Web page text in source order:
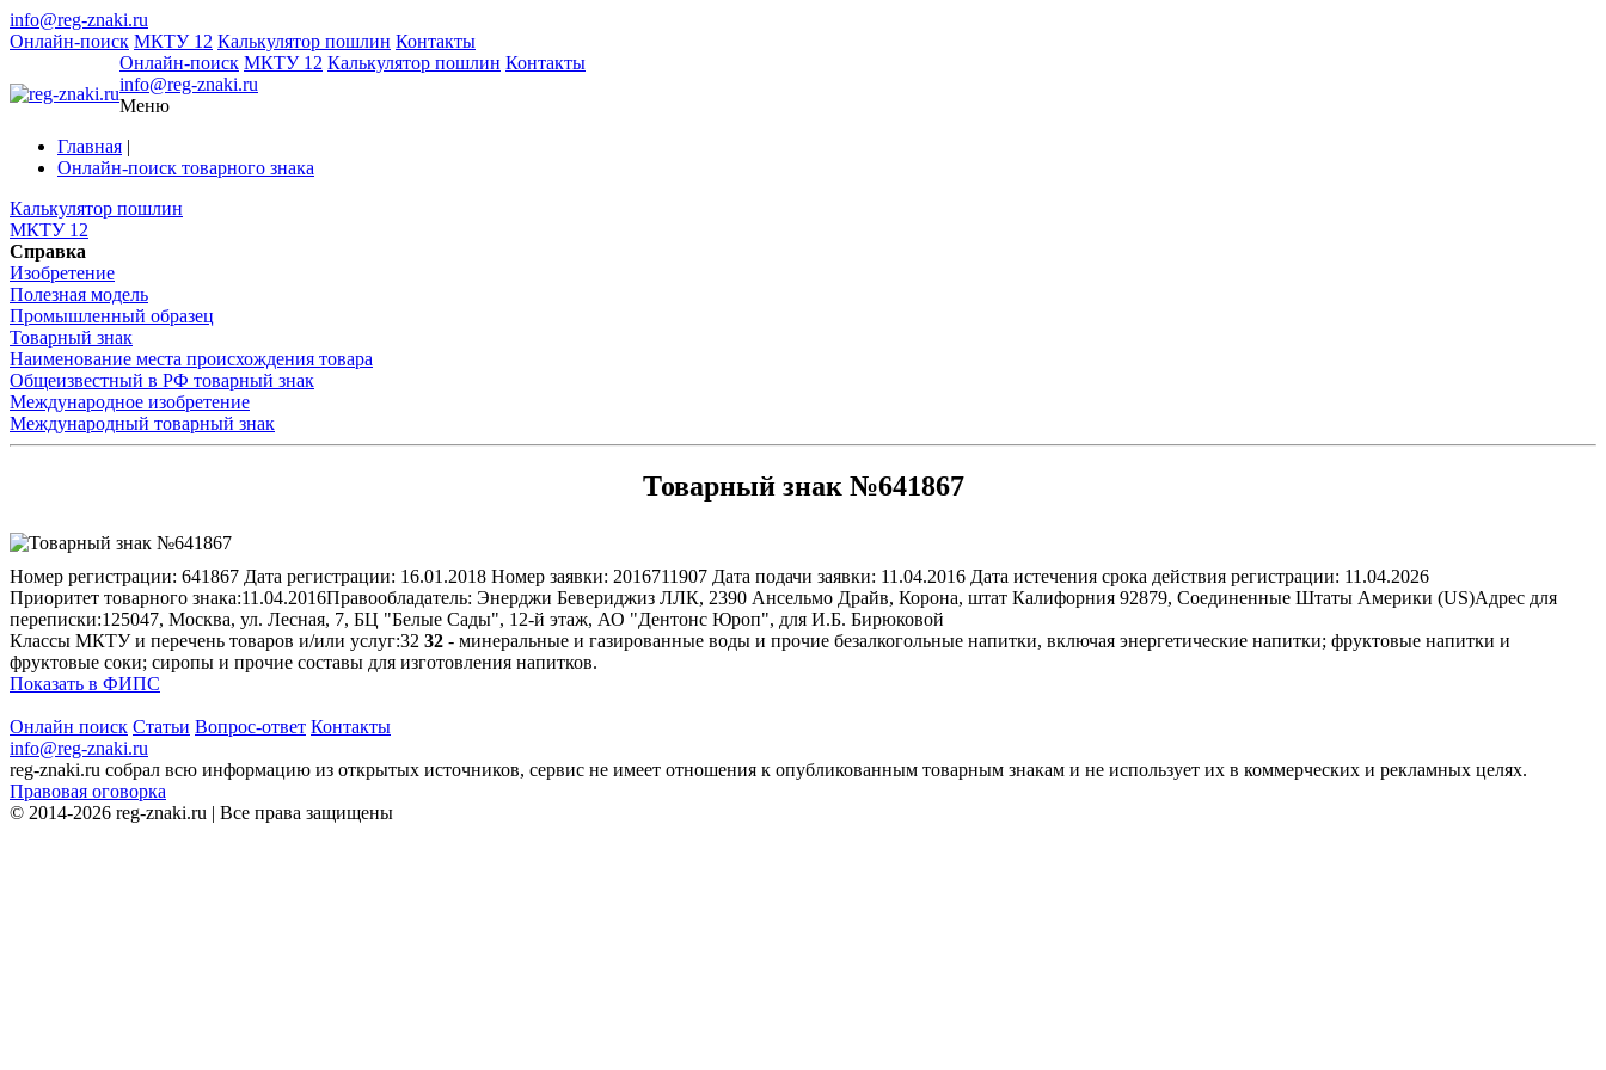
info@reg-znaki.ru
Онлайн-поиск МКТУ 12 Калькулятор пошлин Контакты
Онлайн-поиск МКТУ 12 Калькулятор пошлин Контакты
info@reg-znaki.ru
Меню
Главная |
Онлайн-поиск товарного знака
Калькулятор пошлин
МКТУ 12
Справка
Изобретение
Полезная модель
Промышленный образец
Товарный знак
Наименование места происхождения товара
Общеизвестный в РФ товарный знак
Международное изобретение
Международный товарный знак
Товарный знак №641867
Номер регистрации: 641867 Дата регистрации: 16.01.2018 Номер заявки: 2016711907 Дата подачи заявки: 11.04.2016 Дата истечения срока действия регистрации: 11.04.2026
Приоритет товарного знака:11.04.2016Правообладатель: Энерджи Бевериджиз ЛЛК, 2390 Ансельмо Драйв, Корона, штат Калифорния 92879, Соединенные Штаты Америки (US)Адрес для
переписки:125047, Москва, ул. Лесная, 7, БЦ "Белые Сады", 12-й этаж, АО "Дентонс Юроп", для И.Б. Бирюковой
Классы МКТУ и перечень товаров и/или услуг:32 32 - минеральные и газированные воды и прочие безалкогольные напитки, включая энергетические напитки; фруктовые напитки и
фруктовые соки; сиропы и прочие составы для изготовления напитков.
Показать в ФИПС
Онлайн поиск Статьи Вопрос-ответ Контакты
info@reg-znaki.ru
reg-znaki.ru собрал всю информацию из открытых источников, сервис не имеет отношения к опубликованным товарным знакам и не использует их в коммерческих и рекламных целях.
Правовая оговорка
© 2014-2026 reg-znaki.ru | Все права защищены